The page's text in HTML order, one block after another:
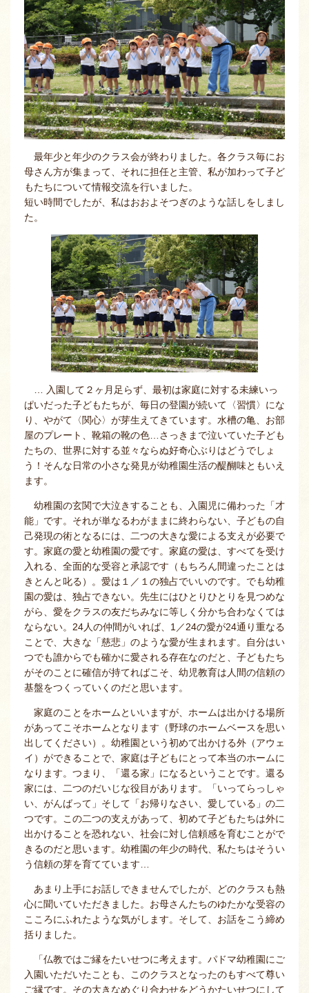
最年少と年少のクラス会が終わりました。各クラス毎にお
母さん方が集まって、それに担任と主管、私が加わって子ど
もたちについて情報交流を行いました。
短い時間でしたが、私はおおよそつぎのような話しをしまし
た。
… 入園して２ヶ月足らず、最初は家庭に対する未練いっ
ぱいだった子どもたちが、毎日の登園が続いて〈習慣〉にな
り、やがて〈関心〉が芽生えてきています。水槽の亀、お部
屋のプレート、靴箱の靴の色…さっきまで泣いていた子ども
たちの、世界に対する並々ならぬ好奇心ぶりはどうでしょ
う！そんな日常の小さな発見が幼稚園生活の醍醐味ともいえ
ます。
幼稚園の玄関で大泣きすることも、入園児に備わった「才
能」です。それが単なるわがままに終わらない、子どもの自
己発現の術となるには、二つの大きな愛による支えが必要で
す。家庭の愛と幼稚園の愛です。家庭の愛は、すべてを受け
入れる、全面的な受容と承認です（もちろん間違ったことは
きとんと叱る）。愛は１／１の独占でいいのです。でも幼稚
園の愛は、独占できない。先生にはひとりひとりを見つめな
がら、愛をクラスの友だちみなに等しく分かち合わなくては
ならない。24人の仲間がいれば、1／24の愛が24通り重なる
ことで、大きな「慈悲」のような愛が生まれます。自分はい
つでも誰からでも確かに愛される存在なのだと、子どもたち
がそのことに確信が持てればこそ、幼児教育は人間の信頼の
基盤をつくっていくのだと思います。
家庭のことをホームといいますが、ホームは出かける場所
があってこそホームとなります（野球のホームベースを思い
出してください）。幼稚園という初めて出かける外（アウェ
イ）ができることで、家庭は子どもにとって本当のホームに
なります。つまり、「還る家」になるということです。還る
家には、二つのだいじな役目があります。「いってらっしゃ
い、がんばって」そして「お帰りなさい、愛している」の二
つです。この二つの支えがあって、初めて子どもたちは外に
出かけることを恐れない、社会に対し信頼感を育むことがで
きるのだと思います。幼稚園の年少の時代、私たちはそうい
う信頼の芽を育てています…
あまり上手にお話しできませんでしたが、どのクラスも熱
心に聞いていただきました。お母さんたちのゆたかな受容の
こころにふれたような気がします。そして、お話をこう締め
括りました。
「仏教ではご縁をたいせつに考えます。パドマ幼稚園にご
入園いただいたことも、このクラスとなったのもすべて尊い
ご縁です。その大きなめぐり合わせをどうかたいせつにして